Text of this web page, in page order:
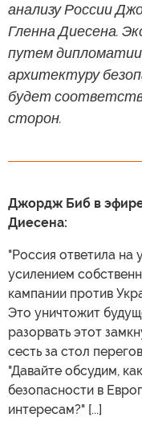
анализу России
Гленна Диесена.
путем
архитектуру
будет
сторон.
Джордж Биб в эфире
Диесена:
"Россия ответила на
усилением
кампании против
Это уничтожит
разорвать этот
сесть за стол
"Давайте обсудим,
безопасности в
интересам?" [...]